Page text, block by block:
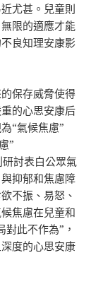
尤甚。兒童則
限的適應才能
良知理安康影
保存威脅使得
的心思安康后
“氣候焦慮”
”
討表白公眾氣
抑郁和焦慮障
不振、易怒、
焦慮在兒童和
此不作為”，
度的心思安康